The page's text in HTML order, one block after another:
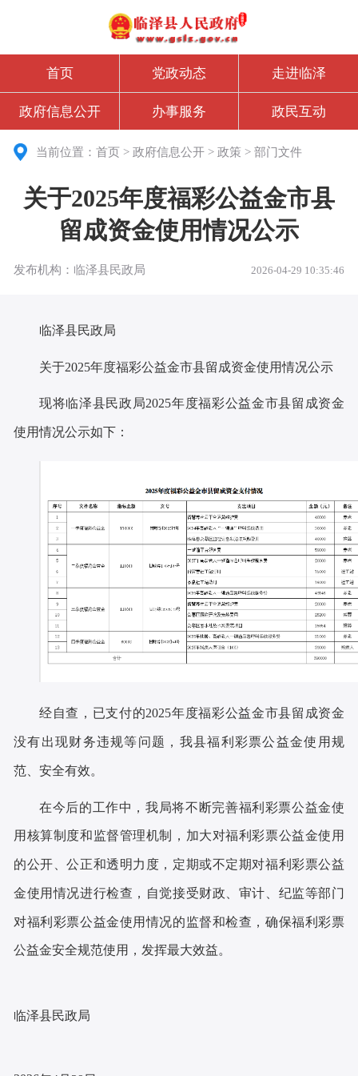
首页 党政动态 走进临泽
政府信息公开 办事服务 政民互动
当前位置：首页 >政府信息公开 >政策 >部门文件
关于2025年度福彩公益金市县
留成资金使用情况公示
发布机构：临泽县民政局 2026-04-29 10:35:46
临泽县民政局
关于2025年度福彩公益金市县留成资金使用情况公示
现将临泽县民政局2025年度福彩公益金市县留成资金
使用情况公示如下：
经自查，已支付的2025年度福彩公益金市县留成资金
没有出现财务违规等问题，我县福利彩票公益金使用规
范、安全有效。
在今后的工作中，我局将不断完善福利彩票公益金使
用核算制度和监督管理机制，加大对福利彩票公益金使用
的公开、公正和透明力度，定期或不定期对福利彩票公益
金使用情况进行检查，自觉接受财政、审计、纪监等部门
对福利彩票公益金使用情况的监督和检查，确保福利彩票
公益金安全规范使用，发挥最大效益。
临泽县民政局